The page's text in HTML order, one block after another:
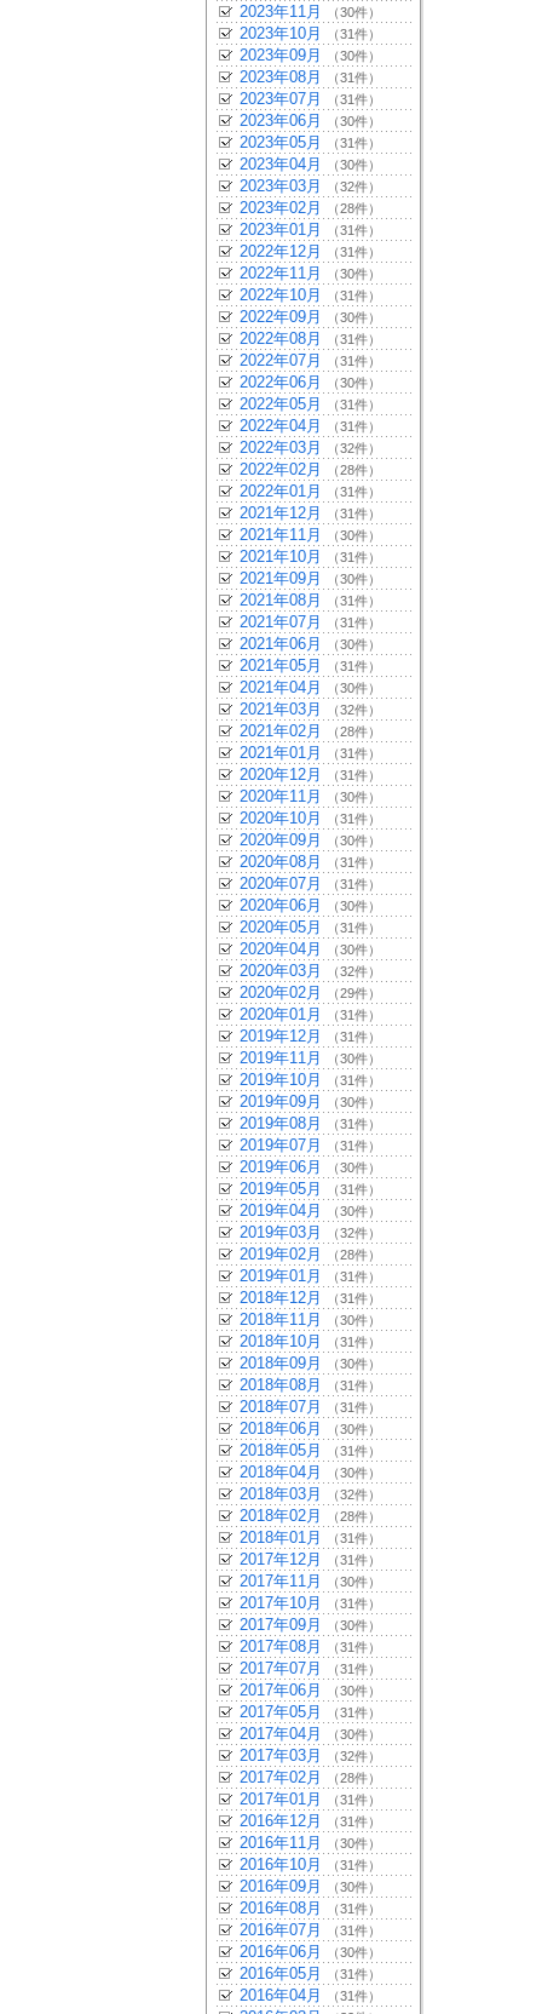
2023年11月 （30件）
2023年10月 （31件）
2023年09月 （30件）
2023年08月 （31件）
2023年07月 （31件）
2023年06月 （30件）
2023年05月 （31件）
2023年04月 （30件）
2023年03月 （32件）
2023年02月 （28件）
2023年01月 （31件）
2022年12月 （31件）
2022年11月 （30件）
2022年10月 （31件）
2022年09月 （30件）
2022年08月 （31件）
2022年07月 （31件）
2022年06月 （30件）
2022年05月 （31件）
2022年04月 （31件）
2022年03月 （32件）
2022年02月 （28件）
2022年01月 （31件）
2021年12月 （31件）
2021年11月 （30件）
2021年10月 （31件）
2021年09月 （30件）
2021年08月 （31件）
2021年07月 （31件）
2021年06月 （30件）
2021年05月 （31件）
2021年04月 （30件）
2021年03月 （32件）
2021年02月 （28件）
2021年01月 （31件）
2020年12月 （31件）
2020年11月 （30件）
2020年10月 （31件）
2020年09月 （30件）
2020年08月 （31件）
2020年07月 （31件）
2020年06月 （30件）
2020年05月 （31件）
2020年04月 （30件）
2020年03月 （32件）
2020年02月 （29件）
2020年01月 （31件）
2019年12月 （31件）
2019年11月 （30件）
2019年10月 （31件）
2019年09月 （30件）
2019年08月 （31件）
2019年07月 （31件）
2019年06月 （30件）
2019年05月 （31件）
2019年04月 （30件）
2019年03月 （32件）
2019年02月 （28件）
2019年01月 （31件）
2018年12月 （31件）
2018年11月 （30件）
2018年10月 （31件）
2018年09月 （30件）
2018年08月 （31件）
2018年07月 （31件）
2018年06月 （30件）
2018年05月 （31件）
2018年04月 （30件）
2018年03月 （32件）
2018年02月 （28件）
2018年01月 （31件）
2017年12月 （31件）
2017年11月 （30件）
2017年10月 （31件）
2017年09月 （30件）
2017年08月 （31件）
2017年07月 （31件）
2017年06月 （30件）
2017年05月 （31件）
2017年04月 （30件）
2017年03月 （32件）
2017年02月 （28件）
2017年01月 （31件）
2016年12月 （31件）
2016年11月 （30件）
2016年10月 （31件）
2016年09月 （30件）
2016年08月 （31件）
2016年07月 （31件）
2016年06月 （30件）
2016年05月 （31件）
2016年04月 （31件）